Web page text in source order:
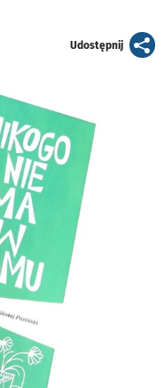
Udostępnijartykuł